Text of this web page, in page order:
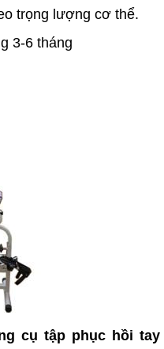
trọng lượng cơ thể.
3-6 tháng
cụ tập phục hồi tay